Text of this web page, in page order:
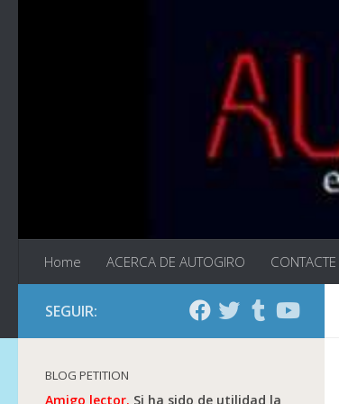
Home ACERCA DE AUTOGIRO
SEGUIR:
BLOG PETITION
Amigo lector. Si ha sido de utilidad la